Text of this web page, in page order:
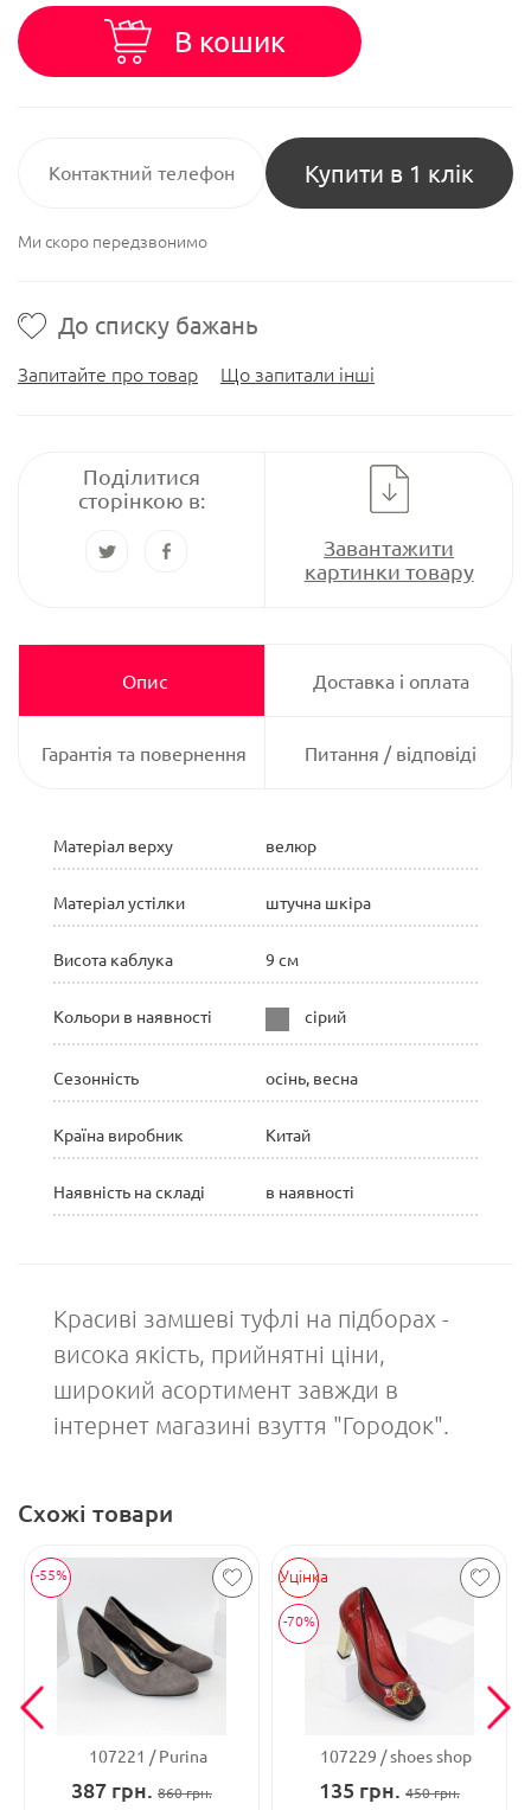
В кошик
Купити в 1 клік
Ми скоро передзвонимо
До списку бажань
Запитайте про товар Що запитали інші
Поділитися
сторінкою в:
Завантажити
картинки товару
Опис Доставка і оплата
Гарантія та повернення Питання / відповіді
Матеріал верху велюр
Матеріал устілки штучна шкіра
Висота каблука 9 см
Кольори в наявності сірий
Сезонність осінь, весна
Країна виробник Китай
Наявність на складі в наявності
Красиві замшеві туфлі на підборах -
висока якість, прийнятні ціни,
широкий асортимент завжди в
інтернет магазині взуття "Городок".
Схожі товари
-55%
107221 Purina
387 грн. 860грн.
Уцінка
-70%
107229 shoes shop
135 грн. 450грн.